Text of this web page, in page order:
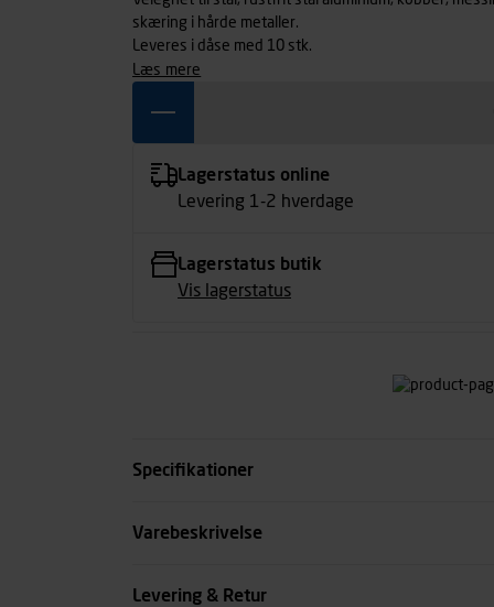
skæring i hårde metaller.
Leveres i dåse med 10 stk.
læs mere
Lagerstatus online
Levering 1-2 hverdage
Lagerstatus butik
Vis lagerstatus
Specifikationer
Diameter mm
Varebeskrivelse
Levering & Retur